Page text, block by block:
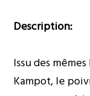
Description:
Issu des
Kampot, le